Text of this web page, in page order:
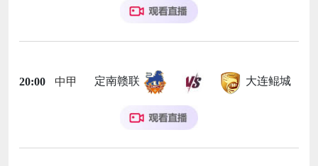
20:00 中甲 定南赣联 大连鲲城